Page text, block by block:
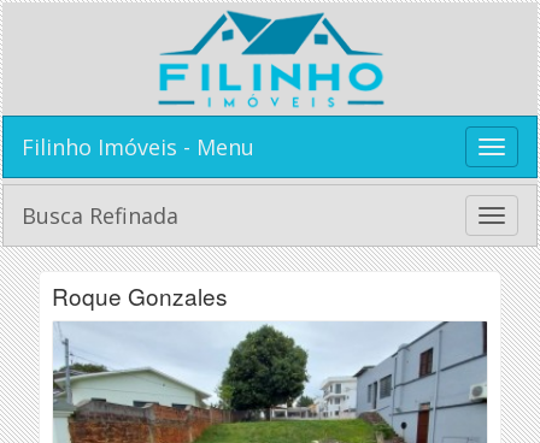
Toggle
Filinho Imóveis - Menu
Toggle
Busca Refinada
Roque Gonzales